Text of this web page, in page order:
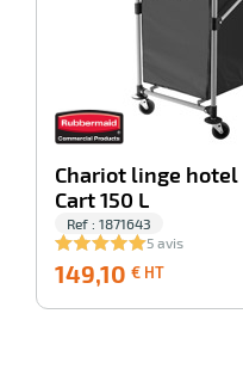
Chariot linge hotel
Cart 150 L
Ref : 1871643
5 avis
149,10 € HT
HT